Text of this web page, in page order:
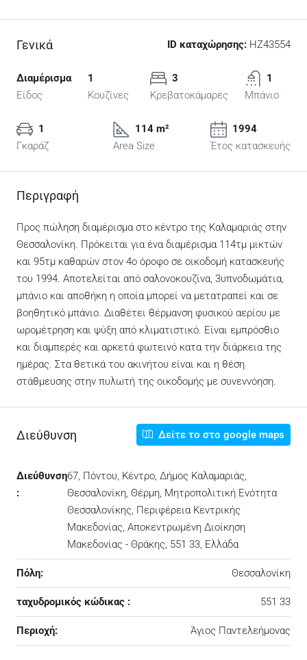
Γενικά ID καταχώρησης: HZ43554
Διαμέρισμα
Είδος
1
Κουζίνες
3
Κρεβατοκάμαρες
1
Μπάνιο
1
Γκαράζ
114 m²
Area Size
1994
Έτος κατασκευής
Περιγραφή
Προς πώληση διαμέρισμα στο κέντρο της Καλαμαριάς στην
Θεσσαλονίκη. Πρόκειται για ένα διαμέρισμα 114τμ μικτών
και 95τμ καθαρών στον 4ο όροφο σε οικοδομή κατασκευής
του 1994. Αποτελείται από σαλονοκουζίνα, 3υπνοδωμάτια,
μπάνιο και αποθήκη η οποία μπορεί να μετατραπεί και σε
βοηθητικό μπάνιο. Διαθέτει θέρμανση φυσικού αερίου με
ωρομέτρηση και ψύξη από κλιματιστικό. Είναι εμπρόσθιο
και διαμπερές και αρκετά φωτεινό κατα την διάρκεια της
ημέρας. Στα θετικά του ακινήτου είναι και η θέση
στάθμευσης στην πυλωτή της οικοδομής με συνεννόηση.
Διεύθυνση Δείτε το στο google maps
Διεύθυνση
:
67, Πόντου, Κέντρο, Δήμος Καλαμαριάς,
Θεσσαλονίκη, Θέρμη, Μητροπολιτική Ενότητα
Θεσσαλονίκης, Περιφέρεια Κεντρικής
Μακεδονίας, Αποκεντρωμένη Διοίκηση
Μακεδονίας - Θράκης, 551 33, Ελλάδα
Πόλη: Θεσσαλονίκη
ταχυδρομικός κώδικας : 551 33
Περιοχή: Άγιος Παντελεήμονας